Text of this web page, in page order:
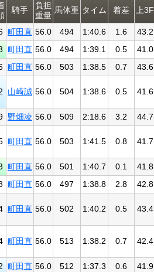
騎手
負担
重量
馬体重 タイム 着差 上3F
町田直 56.0 494 1:40.6 1.6 43.2
町田直 56.0 494 1:39.1 0.5 41.0
町田直 56.0 503 1:38.5 0.7 43.6
山崎誠 56.0 504 1:38.6 0.5 41.6
野畑凌 56.0 509 2:18.6 3.2 44.7
町田直 56.0 503 1:41.5 0.8 41.7
町田直 56.0 501 1:40.7 0.1 41.8
町田直 56.0 497 1:38.8 2.8 42.8
町田直 56.0 502 1:40.2 0.5 43.4
町田直 56.0 513 1:38.2 0.7 42.4
町田直 56.0 512 1:37.3 0.6 41.9